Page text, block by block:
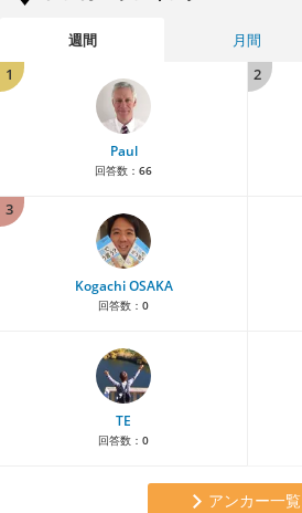
週間 月間
1
Paul
回答数： 66
2
3
Kogachi OSAKA
回答数： 0
TE
回答数： 0
アンカー一覧